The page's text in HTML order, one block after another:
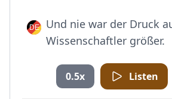
Und nie war der Druck
Wissenschaftler größer.
0.5x Listen